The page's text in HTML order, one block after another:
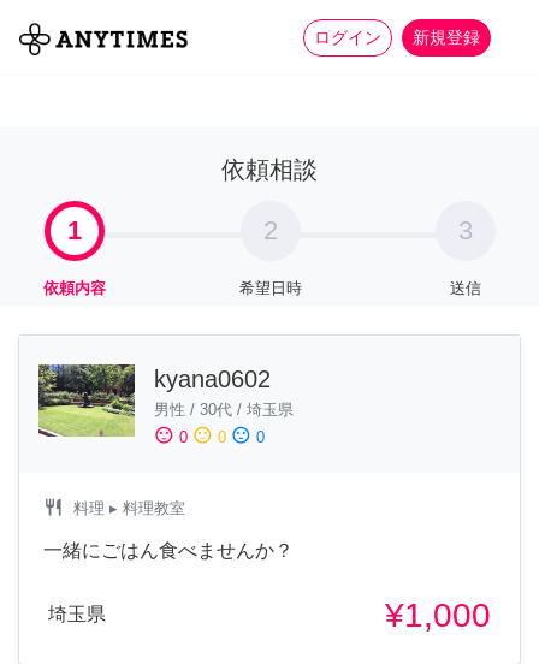
ログイン 新規登録
全て 家事 more_horiz
依頼相談
1
依頼内容
2
希望日時
3
送信
kyana0602
男性 / 30代 / 埼玉県
sentiment_satisfied 0 sentiment_neutral 0 sentiment_dissatisfied 0
restaurant 料理 ▸ 料理教室
一緒にごはん食べませんか？
埼玉県 ¥1,000